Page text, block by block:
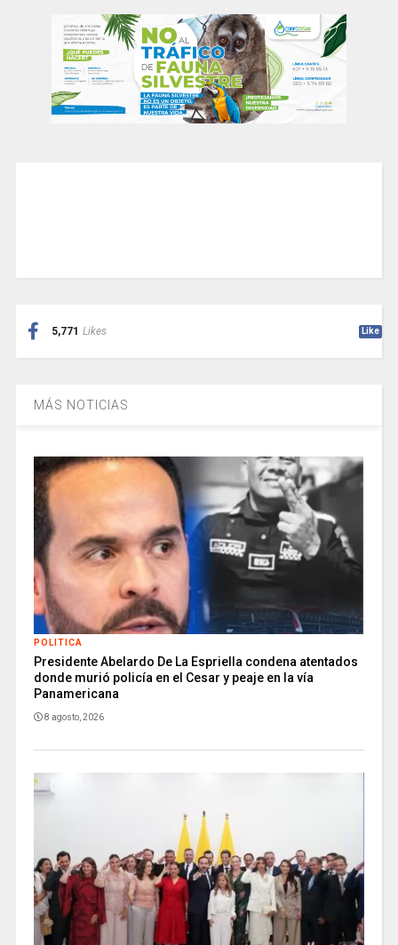
5,771 Likes Like
MÁS NOTICIAS
POLITICA
Presidente Abelardo De La Espriella condena atentados
donde murió policía en el Cesar y peaje en la vía
Panamericana
8 agosto, 2026